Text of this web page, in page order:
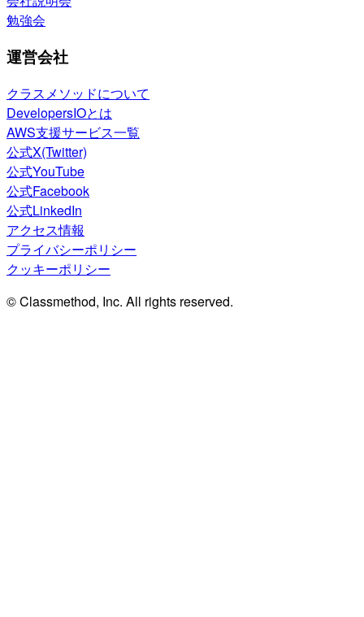
勉強会
運営会社
クラスメソッドについて
DevelopersIOとは
AWS支援サービス一覧
公式X(Twitter)
公式YouTube
公式Facebook
公式LinkedIn
アクセス情報
プライバシーポリシー
クッキーポリシー
© Classmethod, Inc. All rights reserved.